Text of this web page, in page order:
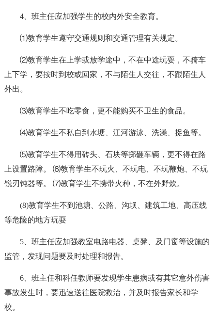
4、班主任应加强学生的校内外安全教育。
⑴教育学生遵守交通规则和交通管理有关规定。
⑵教育学生在上学或放学途中，不在中途玩耍，不骑车
上下学，要按时到校或回家，不与陌生人交往，不跟陌生人
外出。
⑶教育学生不吃零食，更不能购买不卫生的食品。
⑷教育学生不私自到水塘、江河游泳、洗澡、捉鱼等。
⑸教育学生不得用砖头、石块等掷砸车辆，更不得在路
上设置路障。 ⑹教育学生不玩火、不玩电、不玩鞭炮、不玩
锐刃钝器等。 ⑺教育学生不携带火种，不在外野炊。
(8)教育学生不到池塘、公路、沟坝、建筑工地、高压线
等危险的地方玩耍
5、班主任应加强教室电路电器、桌凳、及门窗等设施的
监管，发现问题要及时处理和报告。
6、班主任和科任教师要发现学生患病或有其它意外伤害
事故发生时，要迅速送往医院救治，并及时报告家长和学
校。